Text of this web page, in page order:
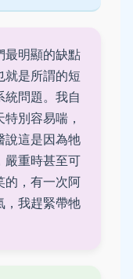
最明顯的缺點
就是所謂的短
統問題。我自
別容易喘，
說這是因為牠
嚴重時甚至可
的，有一次阿
，我趕緊帶牠